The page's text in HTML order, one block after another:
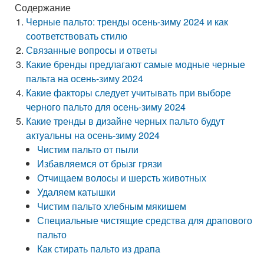
Содержание
Черные пальто: тренды осень-зиму 2024 и как
соответствовать стилю
Связанные вопросы и ответы
Какие бренды предлагают самые модные черные
пальта на осень-зиму 2024
Какие факторы следует учитывать при выборе
черного пальто для осень-зиму 2024
Какие тренды в дизайне черных пальто будут
актуальны на осень-зиму 2024
Чистим пальто от пыли
Избавляемся от брызг грязи
Отчищаем волосы и шерсть животных
Удаляем катышки
Чистим пальто хлебным мякишем
Специальные чистящие средства для драпового
пальто
Как стирать пальто из драпа